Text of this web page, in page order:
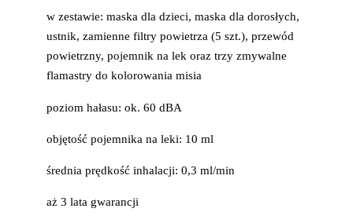
w zestawie: maska dla dzieci, maska dla dorosłych,
ustnik, zamienne filtry powietrza (5 szt.), przewód
powietrzny, pojemnik na lek oraz trzy zmywalne
flamastry do kolorowania misia
poziom hałasu: ok. 60 dBA
objętość pojemnika na leki: 10 ml
średnia prędkość inhalacji: 0,3 ml/min
aż 3 lata gwarancji